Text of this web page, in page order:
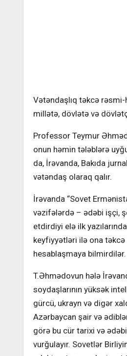
Vətəndaşlıq təkcə
millətə, dövlətə və
Professor Teymur
onun həmin tələblərə
da, İrəvanda, Bakıda
vətəndaş olaraq qalır.
İrəvanda “Sovet
vəzifələrdə – ədəbi işçi,
etdirdiyi elə ilk
keyfiyyətləri ilə ona təkcə
hesablaşmaya bilmirdilər.
T.Əhmədovun hələ
soydaşlarının yüksək
gürcü, ukrayn və digər
Azərbaycan şair və
görə bu cür tarixi və
vurğulayır. Sovetlər